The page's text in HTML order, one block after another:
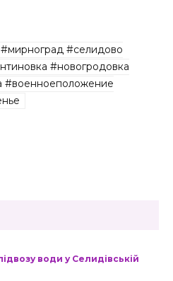
#селидово
#новогродовка
#военноеположение
води у Селидівській